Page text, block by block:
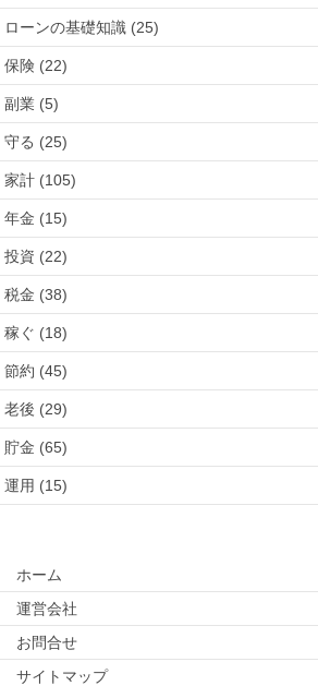
ローンの基礎知識 (25)
保険 (22)
副業 (5)
守る (25)
家計 (105)
年金 (15)
投資 (22)
税金 (38)
稼ぐ (18)
節約 (45)
老後 (29)
貯金 (65)
運用 (15)
ホーム
運営会社
お問合せ
サイトマップ